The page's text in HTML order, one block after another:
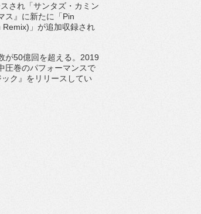
され「サンタズ・カミン
』 に新たに「 Pin
Remix) 」が追加収録され
が50億回を超える。 2019
圧巻のパフォーマンスで
ック』をリリースしてい